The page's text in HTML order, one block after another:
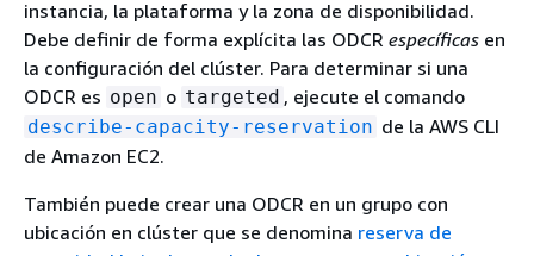
instancia, la plataforma y la zona de disponibilidad.
Debe definir de forma explícita las ODCR específicas en
la configuración del clúster. Para determinar si una
ODCR es open o targeted , ejecute el comando
describe-capacity-reservation de la AWS CLI
de Amazon EC2.
También puede crear una ODCR en un grupo con
ubicación en clúster que se denomina reserva de